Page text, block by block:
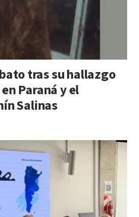
tras su hallazgo
Paraná y el
Salinas